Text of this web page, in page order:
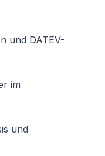
und DATEV-
im
und